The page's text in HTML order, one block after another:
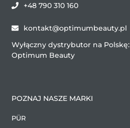
+48 790 310 160
kontakt@optimumbeauty.pl
Wyłączny dystrybutor na Polskę:
Optimum Beauty
POZNAJ NASZE MARKI
PÜR